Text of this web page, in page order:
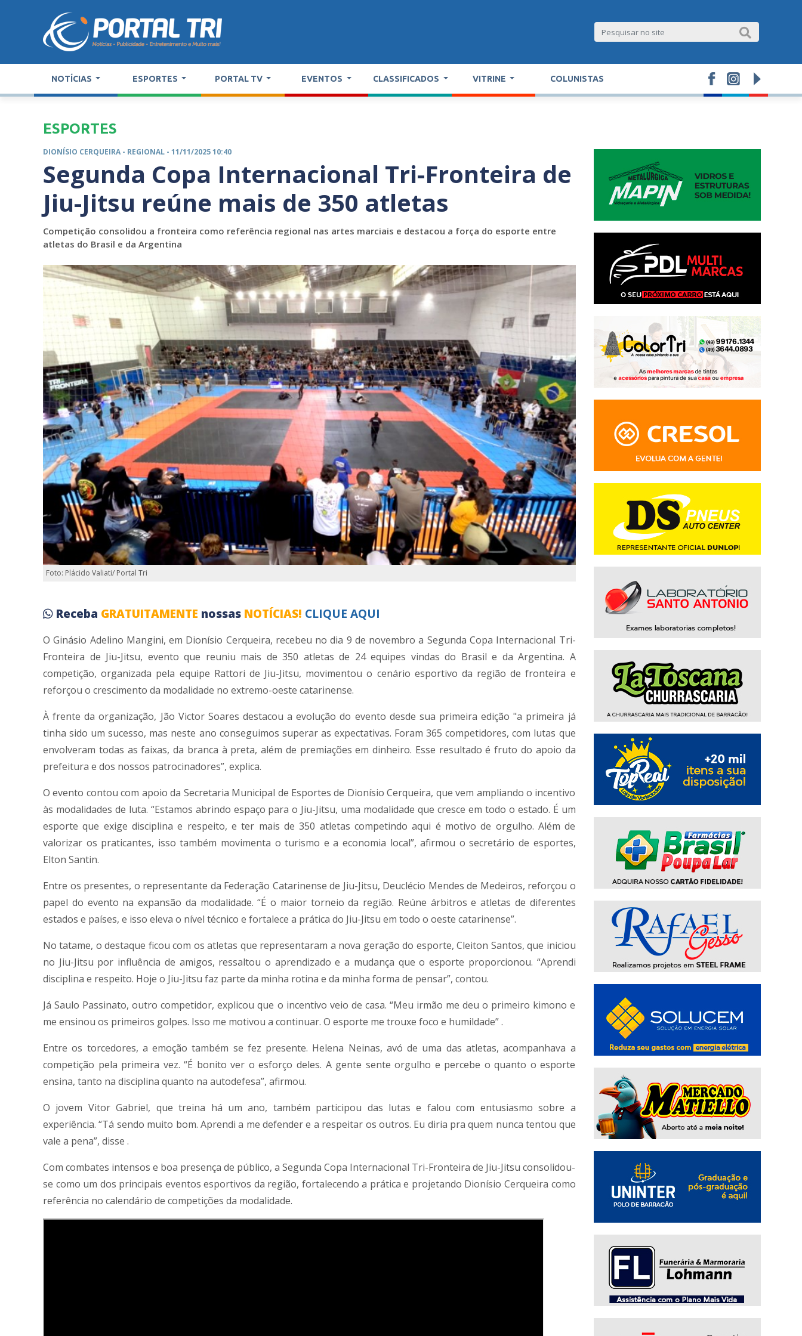
NOTÍCIAS ESPORTES PORTAL TV EVENTOS CLASSIFICADOS VITRINE COLUNISTAS
ESPORTES
DIONÍSIO CERQUEIRA - REGIONAL - 11/11/2025 10:40
Segunda Copa Internacional Tri-Fronteira de
Jiu-Jitsu reúne mais de 350 atletas
Competição consolidou a fronteira como referência regional nas artes marciais e destacou a força do esporte entre
atletas do Brasil e da Argentina
Foto: Plácido Valiati/ Portal Tri
Receba GRATUITAMENTE nossas NOTÍCIAS! CLIQUE AQUI
O Ginásio Adelino Mangini, em Dionísio Cerqueira, recebeu no dia 9 de novembro a Segunda Copa Internacional Tri-
Fronteira de Jiu-Jitsu, evento que reuniu mais de 350 atletas de 24 equipes vindas do Brasil e da Argentina. A
competição, organizada pela equipe Rattori de Jiu-Jitsu, movimentou o cenário esportivo da região de fronteira e
reforçou o crescimento da modalidade no extremo-oeste catarinense.
À frente da organização, Jão Victor Soares destacou a evolução do evento desde sua primeira edição "a primeira já
tinha sido um sucesso, mas neste ano conseguimos superar as expectativas. Foram 365 competidores, com lutas que
envolveram todas as faixas, da branca à preta, além de premiações em dinheiro. Esse resultado é fruto do apoio da
prefeitura e dos nossos patrocinadores”, explica.
O evento contou com apoio da Secretaria Municipal de Esportes de Dionísio Cerqueira, que vem ampliando o incentivo
às modalidades de luta. “Estamos abrindo espaço para o Jiu-Jitsu, uma modalidade que cresce em todo o estado. É um
esporte que exige disciplina e respeito, e ter mais de 350 atletas competindo aqui é motivo de orgulho. Além de
valorizar os praticantes, isso também movimenta o turismo e a economia local”, afirmou o secretário de esportes,
Elton Santin.
Entre os presentes, o representante da Federação Catarinense de Jiu-Jitsu, Deuclécio Mendes de Medeiros, reforçou o
papel do evento na expansão da modalidade. “É o maior torneio da região. Reúne árbitros e atletas de diferentes
estados e países, e isso eleva o nível técnico e fortalece a prática do Jiu-Jitsu em todo o oeste catarinense”.
No tatame, o destaque ficou com os atletas que representaram a nova geração do esporte, Cleiton Santos, que iniciou
no Jiu-Jitsu por influência de amigos, ressaltou o aprendizado e a mudança que o esporte proporcionou. “Aprendi
disciplina e respeito. Hoje o Jiu-Jitsu faz parte da minha rotina e da minha forma de pensar”, contou.
Já Saulo Passinato, outro competidor, explicou que o incentivo veio de casa. “Meu irmão me deu o primeiro kimono e
me ensinou os primeiros golpes. Isso me motivou a continuar. O esporte me trouxe foco e humildade” .
Entre os torcedores, a emoção também se fez presente. Helena Neinas, avó de uma das atletas, acompanhava a
competição pela primeira vez. “É bonito ver o esforço deles. A gente sente orgulho e percebe o quanto o esporte
ensina, tanto na disciplina quanto na autodefesa”, afirmou.
O jovem Vitor Gabriel, que treina há um ano, também participou das lutas e falou com entusiasmo sobre a
experiência. “Tá sendo muito bom. Aprendi a me defender e a respeitar os outros. Eu diria pra quem nunca tentou que
vale a pena”, disse .
Com combates intensos e boa presença de público, a Segunda Copa Internacional Tri-Fronteira de Jiu-Jitsu consolidou-
se como um dos principais eventos esportivos da região, fortalecendo a prática e projetando Dionísio Cerqueira como
referência no calendário de competições da modalidade.